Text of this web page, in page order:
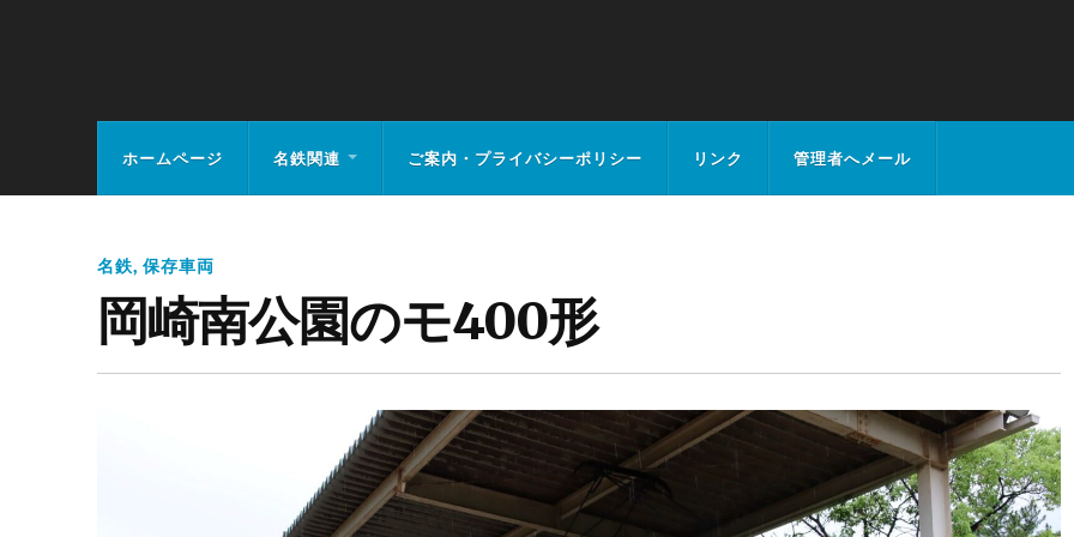
ホームページ 名鉄関連 ご案内・プライバシーポリシー リンク 管理者へメール
名鉄, 保存車両
岡崎南公園のモ400形